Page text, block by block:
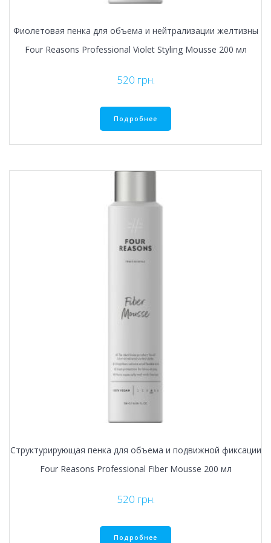
Фиолетовая пенка для объема и нейтрализации желтизны
Four Reasons Professional Violet Styling Mousse 200 мл
520 грн.
Подробнее
Структурирующая пенка для объема и подвижной фиксации
Four Reasons Professional Fiber Mousse 200 мл
520 грн.
Подробнее